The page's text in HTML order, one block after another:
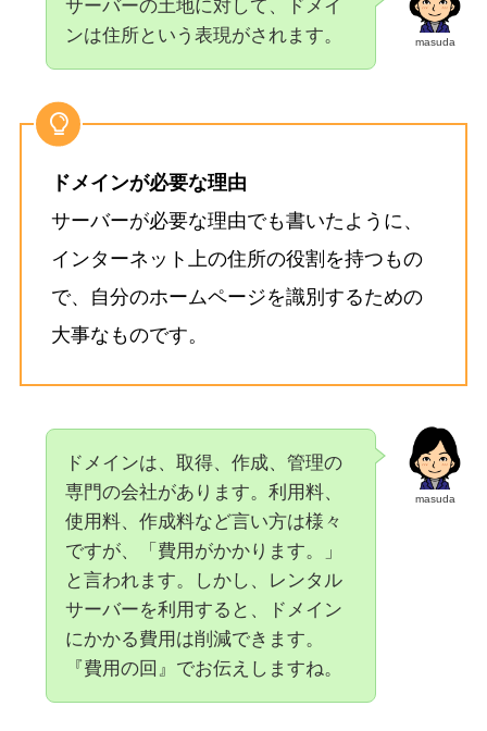
masuda
サーバーの土地に対して、ドメイ
ンは住所という表現がされます。
ドメインが必要な理由
サーバーが必要な理由でも書いたように、
インターネット上の住所の役割を持つもの
で、自分のホームページを識別するための
大事なものです。
masuda
ドメインは、取得、作成、管理の
専門の会社があります。利用料、
使用料、作成料など言い方は様々
ですが、「費用がかかります。」
と言われます。しかし、レンタル
サーバーを利用すると、ドメイン
にかかる費用は削減できます。
『費用の回』でお伝えしますね。